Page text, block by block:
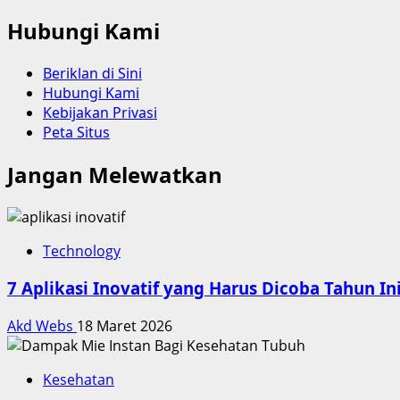
Hubungi Kami
Beriklan di Sini
Hubungi Kami
Kebijakan Privasi
Peta Situs
Jangan Melewatkan
Technology
7 Aplikasi Inovatif yang Harus Dicoba Tahun
Akd Webs 18 Maret 2026
Kesehatan